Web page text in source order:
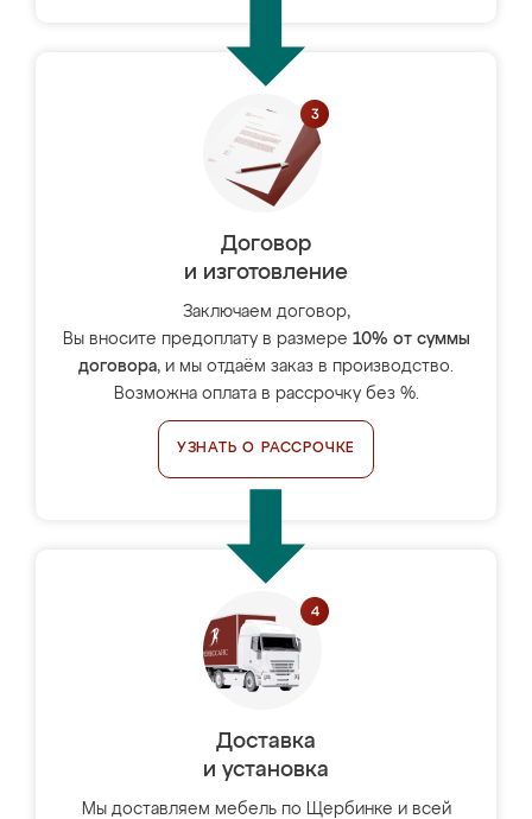
Договор
и изготовление
Заключаем договор,
Вы вносите предоплату в размере 10% от суммы
договора, и мы отдаём заказ в производство.
Возможна оплата в рассрочку без %.
УЗНАТЬ О РАССРОЧКЕ
Доставка
и установка
Мы доставляем мебель по Щербинке и всей